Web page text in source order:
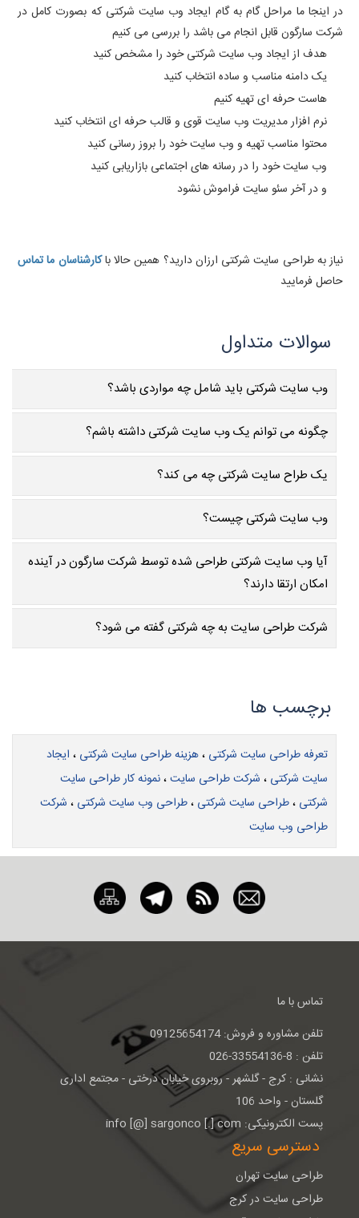
در اینجا ما مراحل گام به گام ایجاد وب سایت شرکتی که بصورت کامل در
شرکت سارگون قابل انجام می باشد را بررسی می کنیم
هدف از ایجاد وب سایت شرکتی خود را مشخص کنید
یک دامنه مناسب و ساده انتخاب کنید
هاست حرفه ای تهیه کنیم
نرم افزار مدیریت وب سایت قوی و قالب حرفه ای انتخاب کنید
محتوا مناسب تهیه و وب سایت خود را بروز رسانی کنید
وب سایت خود را در رسانه های اجتماعی بازاریابی کنید
و در آخر سئو سایت فراموش نشود
نیاز به طراحی سایت شرکتی ارزان دارید؟ همین حالا باکارشناسان ما تماس
حاصل فرمایید
وب سایت شرکتی باید شامل چه مواردی باشد؟
چگونه می توانم یک وب سایت شرکتی داشته باشم؟
یک طراح سایت شرکتی چه می کند؟
وب سایت شرکتی چیست؟
آیا وب سایت شرکتی طراحی شده توسط شرکت سارگون در آینده
امکان ارتقا دارند؟
شرکت طراحی سایت به چه شرکتی گفته می شود؟
تعرفه طراحی سایت شرکتی ،هزینه طراحی سایت شرکتی ، ایجاد
سایت شرکتی ، شرکت طراحی سایت،نمونه کار طراحی سایت
شرکتی ،طراحی سایت شرکتی ،طراحی وب سایت شرکتی ، شرکت
طراحی وب سایت
تماس با ما
تلفن مشاوره و فروش: 09125654174
تلفن : 8-33554136-026
نشانی : كرج - گلشهر - روبروی خيابان درختی - مجتمع اداری
گلستان - واحد 106
پست الکترونیکی: info [@] sargonco [.] com
دسترسی سریع
طراحی سایت تهران
طراحی سایت در کرج